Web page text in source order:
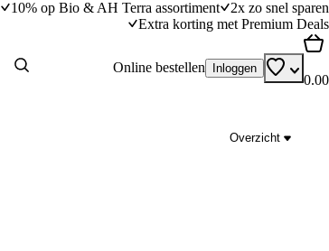
10% op Bio & AH Terra assortiment
2x zo snel sparen
Extra korting met Premium Deals
Online bestellen Inloggen
0.00
Overzicht